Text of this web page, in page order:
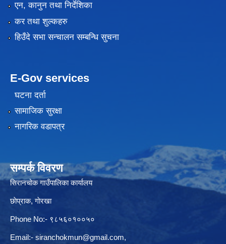
एन, कानुन तथा निर्देशिका
कर तथा शुल्कहरु
हिउँदे सभा सन्चालन सम्बन्धि सुचना
E-Gov services
घटना दर्ता
सामाजिक सुरक्षा
नागरिक वडापत्र
सम्पर्क विवरण
सिरानचोक गाउँपालिका कार्यालय
छाेप्राक, गाेरखा
Phone No:- ९८५६०१००५०
Email:- siranchokmun@gmail.com,